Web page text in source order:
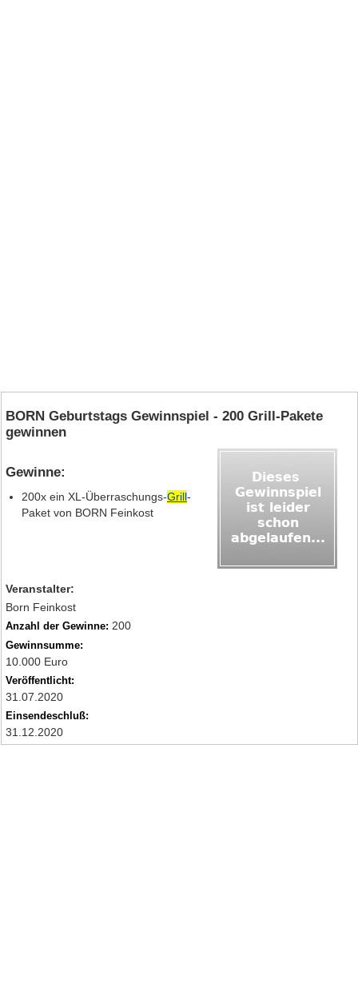
BORN Geburtstags Gewinnspiel - 200 Grill-Pakete
gewinnen
Gewinne:
200x ein XL-Überraschungs-Grill-
Paket von BORN Feinkost
Veranstalter:
Born Feinkost
Anzahl der Gewinne: 200
Gewinnsumme:
10.000 Euro
Veröffentlicht:
31.07.2020
Einsendeschluß:
31.12.2020